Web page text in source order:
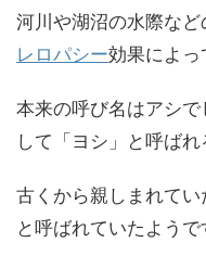
河川や湖沼の水際など
レロパシー効果によっ
本来の呼び名はアシ
して「ヨシ」と呼ばれ
古くから親しまれて
と呼ばれていたようで